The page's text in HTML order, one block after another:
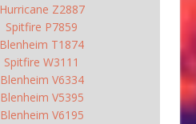
Hurricane Z2887
Spitfire P7859
Blenheim T1874
Spitfire W3111
Blenheim V6334
Blenheim V5395
Blenheim V6195